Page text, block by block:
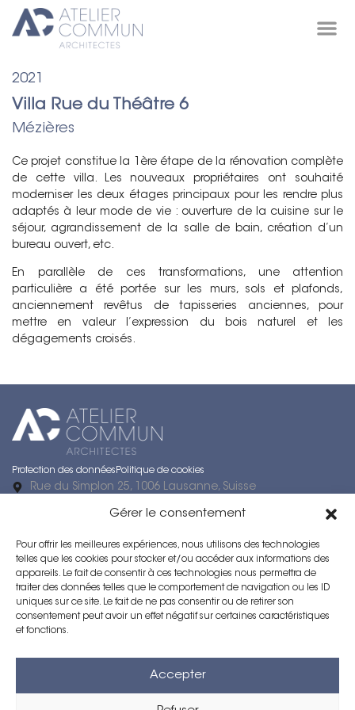
Gérer le consentement
Pour offrir les meilleures expériences, nous utilisons des technologies
telles que les cookies pour stocker et/ou accéder aux informations des
appareils. Le fait de consentir à ces technologies nous permettra de
traiter des données telles que le comportement de navigation ou les ID
uniques sur ce site. Le fait de ne pas consentir ou de retirer son
consentement peut avoir un effet négatif sur certaines caractéristiques
et fonctions.
Accepter
2021
Villa Rue du Théâtre 6
Mézières
Ce projet constitue la 1ère étape de la rénovation complète
de cette villa. Les nouveaux propriétaires ont souhaité
moderniser les deux étages principaux pour les rendre plus
adaptés à leur mode de vie : ouverture de la cuisine sur le
séjour, agrandissement de la salle de bain, création d’un
bureau ouvert, etc.
En parallèle de ces transformations, une attention
particulière a été portée sur les murs, sols et plafonds,
anciennement revêtus de tapisseries anciennes, pour
mettre en valeur l’expression du bois naturel et les
dégagements croisés.
Protection des données Politique de cookies
Rue du Simplon 25, 1006 Lausanne, Suisse
ac@ateliercommun.ch
Horaires d’ouverture : Lun–Ven : 08h00 – 17h00
Numéro IDE / Numéro d’entreprise : CHE-107.943.736
IDE Succursale Neuchâtel : CHE-190.671.864
Voir l’itinéraire vers Atelier Commun (Lausanne)
Architecte Lausanne
Direction des travaux Lausanne